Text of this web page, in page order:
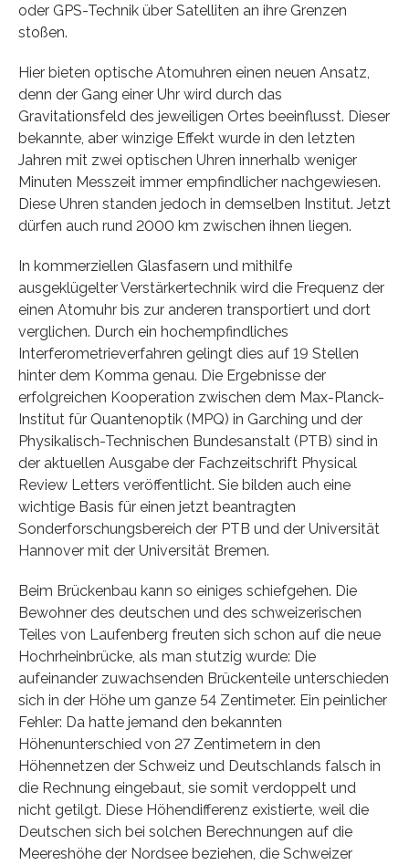
oder GPS-Technik über Satelliten an ihre Grenzen
stoßen.
Hier bieten optische Atomuhren einen neuen Ansatz,
denn der Gang einer Uhr wird durch das
Gravitationsfeld des jeweiligen Ortes beeinflusst. Dieser
bekannte, aber winzige Effekt wurde in den letzten
Jahren mit zwei optischen Uhren innerhalb weniger
Minuten Messzeit immer empfindlicher nachgewiesen.
Diese Uhren standen jedoch in demselben Institut. Jetzt
dürfen auch rund 2000 km zwischen ihnen liegen.
In kommerziellen Glasfasern und mithilfe
ausgeklügelter Verstärkertechnik wird die Frequenz der
einen Atomuhr bis zur anderen transportiert und dort
verglichen. Durch ein hochempfindliches
Interferometrieverfahren gelingt dies auf 19 Stellen
hinter dem Komma genau. Die Ergebnisse der
erfolgreichen Kooperation zwischen dem Max-Planck-
Institut für Quantenoptik (MPQ) in Garching und der
Physikalisch-Technischen Bundesanstalt (PTB) sind in
der aktuellen Ausgabe der Fachzeitschrift Physical
Review Letters veröffentlicht. Sie bilden auch eine
wichtige Basis für einen jetzt beantragten
Sonderforschungsbereich der PTB und der Universität
Hannover mit der Universität Bremen.
Beim Brückenbau kann so einiges schiefgehen. Die
Bewohner des deutschen und des schweizerischen
Teiles von Laufenberg freuten sich schon auf die neue
Hochrheinbrücke, als man stutzig wurde: Die
aufeinander zuwachsenden Brückenteile unterschieden
sich in der Höhe um ganze 54 Zentimeter. Ein peinlicher
Fehler: Da hatte jemand den bekannten
Höhenunterschied von 27 Zentimetern in den
Höhennetzen der Schweiz und Deutschlands falsch in
die Rechnung eingebaut, sie somit verdoppelt und
nicht getilgt. Diese Höhendifferenz existierte, weil die
Deutschen sich bei solchen Berechnungen auf die
Meereshöhe der Nordsee beziehen, die Schweizer